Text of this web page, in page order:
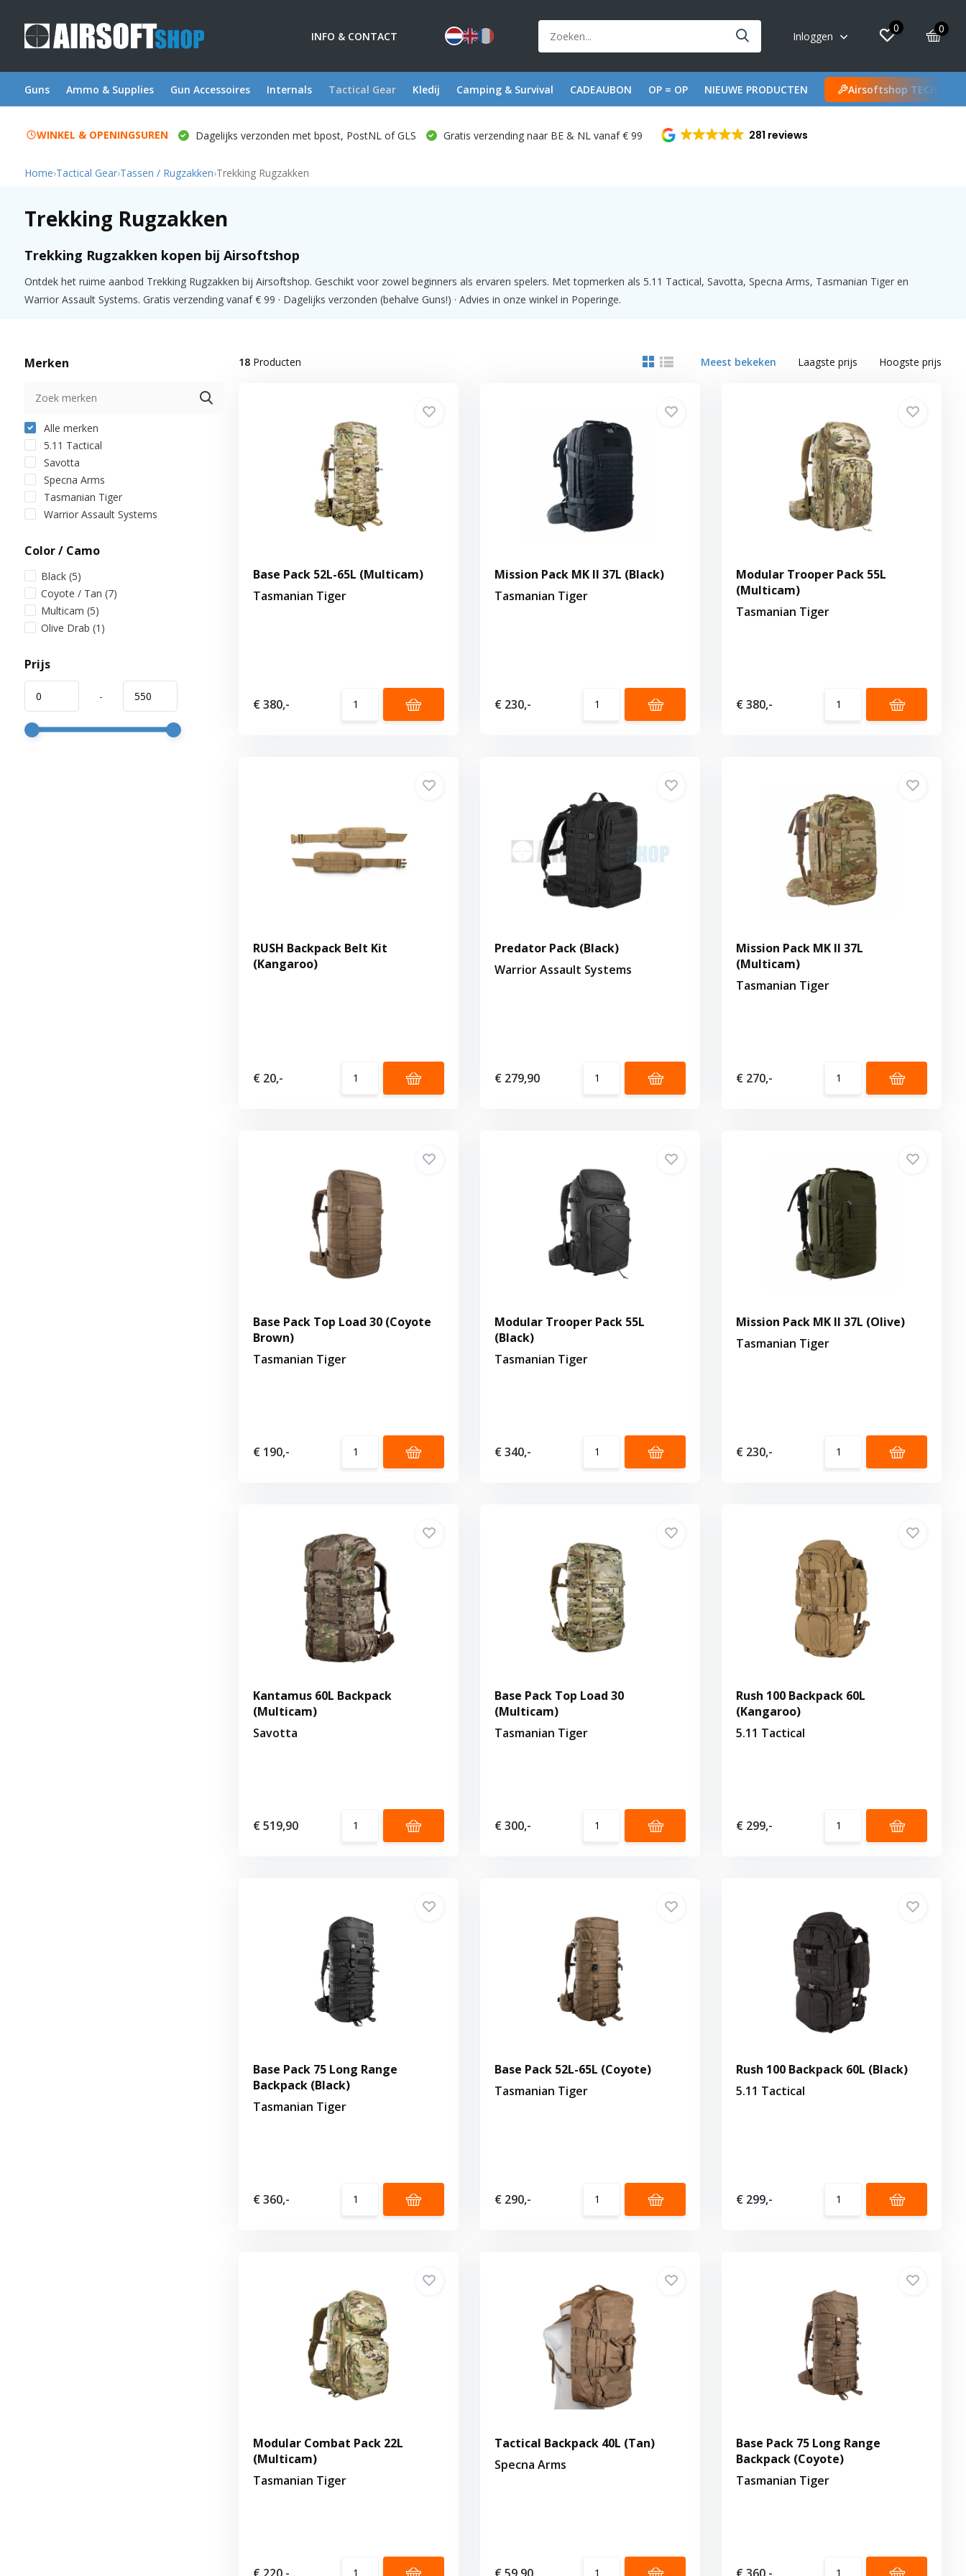
INFO & CONTACT Inloggen
0 0
Guns Ammo & Supplies Gun Accessoires Internals Tactical Gear Kledij Camping & Survival CADEAUBON OP = OP NIEUWE PRODUCTEN Airsoftshop TECH
WINKEL & OPENINGSUREN Dagelijks verzonden met bpost, PostNL of GLS Gratis verzending naar BE & NL vanaf € 99 281 reviews
Home›Tactical Gear›Tassen / Rugzakken›Trekking Rugzakken
Trekking Rugzakken
Trekking Rugzakken kopen bij Airsoftshop
Ontdek het ruime aanbod Trekking Rugzakken bij Airsoftshop. Geschikt voor zowel beginners als ervaren spelers. Met topmerken als 5.11 Tactical, Savotta, Specna Arms, Tasmanian Tiger en
Warrior Assault Systems. Gratis verzending vanaf € 99 · Dagelijks verzonden (behalve Guns!) · Advies in onze winkel in Poperinge.
Merken
Alle merken
5.11 Tactical
Savotta
Specna Arms
Tasmanian Tiger
Warrior Assault Systems
Color / Camo
Black (5)
Coyote / Tan (7)
Multicam (5)
Olive Drab (1)
Prijs
-
18Producten Meest bekeken Laagste prijs Hoogste prijs
Base Pack 52L-65L (Multicam)
Tasmanian Tiger
€ 380,-
Mission Pack MK II 37L (Black)
Tasmanian Tiger
€ 230,-
Modular Trooper Pack 55L
(Multicam)
Tasmanian Tiger
€ 380,-
RUSH Backpack Belt Kit
(Kangaroo)
€ 20,-
Predator Pack (Black)
Warrior Assault Systems
€ 279,90
Mission Pack MK II 37L
(Multicam)
Tasmanian Tiger
€ 270,-
Base Pack Top Load 30 (Coyote
Brown)
Tasmanian Tiger
€ 190,-
Modular Trooper Pack 55L
(Black)
Tasmanian Tiger
€ 340,-
Mission Pack MK II 37L (Olive)
Tasmanian Tiger
€ 230,-
Kantamus 60L Backpack
(Multicam)
Savotta
€ 519,90
Base Pack Top Load 30
(Multicam)
Tasmanian Tiger
€ 300,-
Rush 100 Backpack 60L
(Kangaroo)
5.11 Tactical
€ 299,-
Base Pack 75 Long Range
Backpack (Black)
Tasmanian Tiger
€ 360,-
Base Pack 52L-65L (Coyote)
Tasmanian Tiger
€ 290,-
Rush 100 Backpack 60L (Black)
5.11 Tactical
€ 299,-
Modular Combat Pack 22L
(Multicam)
Tasmanian Tiger
Tactical Backpack 40L (Tan)
Specna Arms
Base Pack 75 Long Range
Backpack (Coyote)
Tasmanian Tiger